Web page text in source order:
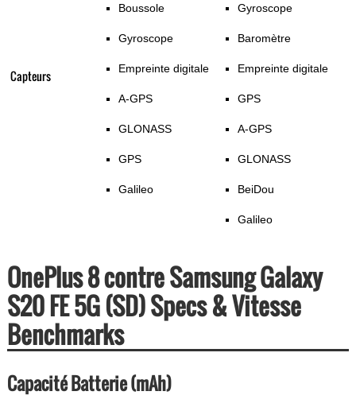
Capteurs
Boussole
Gyroscope
Empreinte digitale
A-GPS
GLONASS
GPS
Galileo
Gyroscope
Baromètre
Empreinte digitale
GPS
A-GPS
GLONASS
BeiDou
Galileo
OnePlus 8 contre Samsung Galaxy
S20 FE 5G (SD) Specs & Vitesse
Benchmarks
Capacité Batterie (mAh)